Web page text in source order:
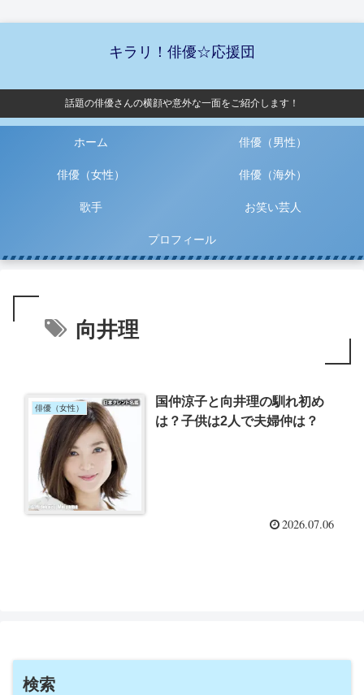
キラリ！俳優☆応援団
話題の俳優さんの横顔や意外な一面をご紹介します！
ホーム 俳優（男性）
俳優（女性） 俳優（海外）
歌手 お笑い芸人
プロフィール
向井理
俳優（女性）
国仲涼子と向井理の馴れ初め
は？子供は2人で夫婦仲は？
2026.07.06
検索